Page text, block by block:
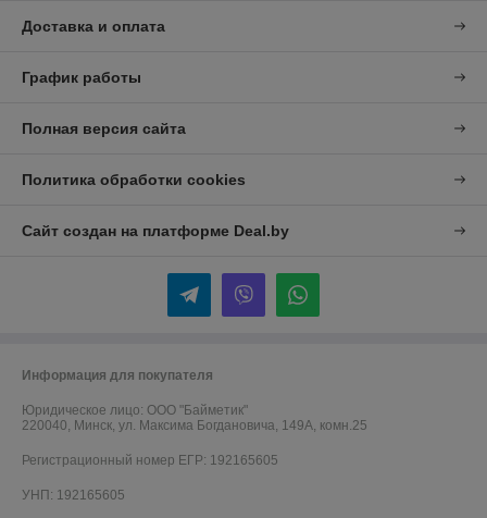
Доставка и оплата
График работы
Полная версия сайта
Политика обработки cookies
Сайт создан на платформе Deal.by
Информация для покупателя
Юридическое лицо: ООО "Байметик"
220040, Минск, ул. Максима Богдановича, 149А, комн.25
Регистрационный номер ЕГР: 192165605
УНП: 192165605